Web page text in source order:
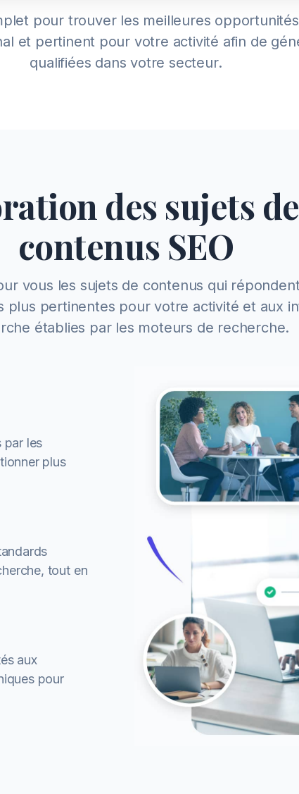
pour trouver les meilleures
et pertinent pour votre activité afin de
qualifiées dans votre secteur.
des sujets
contenus SEO
vous les sujets de contenus qui
plus pertinentes pour votre activité et aux
établies par les moteurs de recherche.
par les
plus
tout en
aux
pour